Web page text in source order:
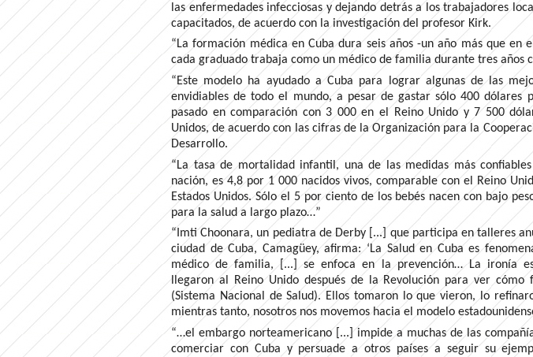
las enfermedades infecciosas y dejando detrás a los trabajadores
capacitados, de acuerdo con la investigación del profesor Kirk.
“La formación médica en Cuba dura seis años -un año más que en
cada graduado trabaja como un médico de familia durante tres años
“Este modelo ha ayudado a Cuba para lograr algunas de las
envidiables de todo el mundo, a pesar de gastar sólo 400 dólares
pasado en comparación con 3 000 en el Reino Unido y 7 500
Unidos, de acuerdo con las cifras de la Organización para la
Desarrollo.
“La tasa de mortalidad infantil, una de las medidas más
nación, es 4,8 por 1 000 nacidos vivos, comparable con el Reino
Estados Unidos. Sólo el 5 por ciento de los bebés nacen con bajo
para la salud a largo plazo…”
“Imti Choonara, un pediatra de Derby [...] que participa en talleres
ciudad de Cuba, Camagüey, afirma: ‘La Salud en Cuba es
médico de familia, [...] se enfoca en la prevención… La ironía
llegaron al Reino Unido después de la Revolución para ver cómo
(Sistema Nacional de Salud). Ellos tomaron lo que vieron, lo
mientras tanto, nosotros nos movemos hacia el modelo
“…el embargo norteamericano [...] impide a muchas de las
comerciar con Cuba y persuade a otros países a seguir su